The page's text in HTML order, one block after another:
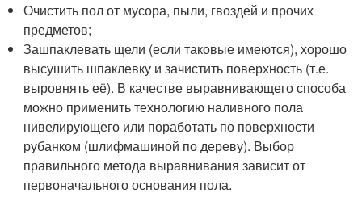
Очистить пол от мусора, пыли, гвоздей и прочих
предметов;
Зашпаклевать щели (если таковые имеются), хорошо
высушить шпаклевку и зачистить поверхность (т.е.
выровнять её). В качестве выравнивающего способа
можно применить технологию наливного пола
нивелирующего или поработать по поверхности
рубанком (шлифмашиной по дереву). Выбор
правильного метода выравнивания зависит от
первоначального основания пола.